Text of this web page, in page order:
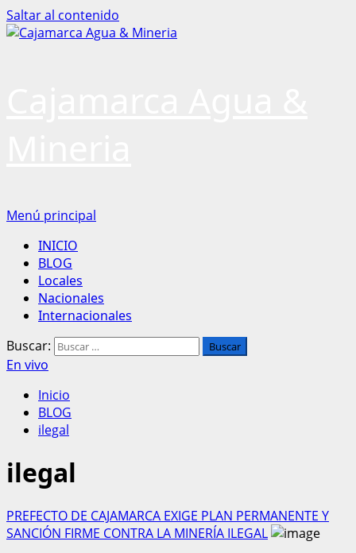
Saltar al contenido
Menú principal
INICIO
BLOG
Locales
Nacionales
Internacionales
Buscar:
En vivo
Inicio
BLOG
ilegal
ilegal
PREFECTO DE CAJAMARCA EXIGE PLAN PERMANENTE Y
SANCIÓN FIRME CONTRA LA MINERÍA ILEGAL